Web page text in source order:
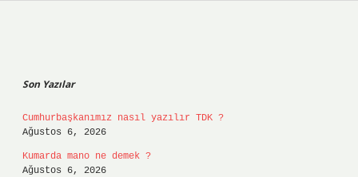
Son Yazılar
Cumhurbaşkanımız nasıl yazılır TDK ?
Ağustos 6, 2026
Kumarda mano ne demek ?
Ağustos 6, 2026